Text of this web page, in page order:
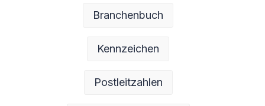
Branchenbuch
Kennzeichen
Postleitzahlen